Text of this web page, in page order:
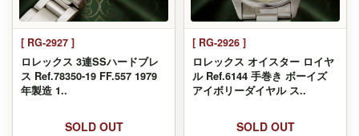
[ RG-2927 ]
ロレックス 3連SSハードブレ
ス Ref.78350-19 FF.557 1979
年製造 1..
SOLD OUT
[ RG-2926 ]
ロレックス オイスター ロイヤ
ル Ref.6144 手巻き ボーイズ
アイボリーダイヤル ス..
SOLD OUT